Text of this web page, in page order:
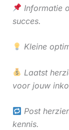
Informatie
succes.
Kleine
Laatst
voor jouw
Post
kennis.